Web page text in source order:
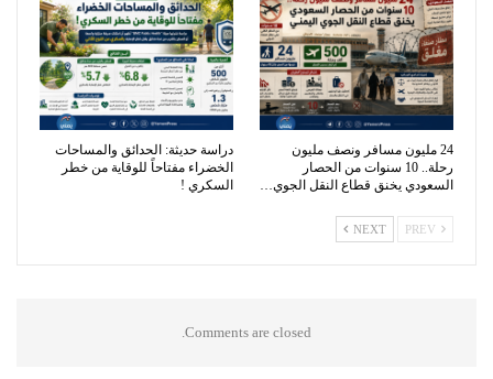
24 مليون مسافر ونصف مليون
رحلة.. 10 سنوات من الحصار
السعودي يخنق قطاع النقل الجوي…
دراسة حديثة: الحدائق والمساحات
الخضراء مفتاحاً للوقاية من خطر
السكري !
NEXT
Comments are closed.